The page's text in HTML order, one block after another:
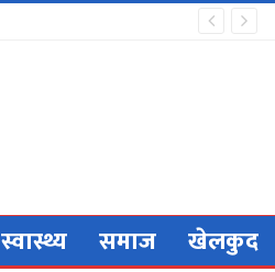
स्वास्थ्य समाज खेलकुद